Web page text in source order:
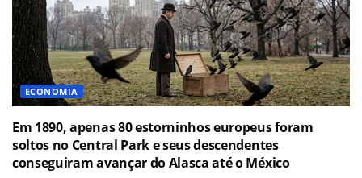
ECONOMIA
Em 1890, apenas 80 estorninhos europeus foram
soltos no Central Park e seus descendentes
conseguiram avançar do Alasca até o México